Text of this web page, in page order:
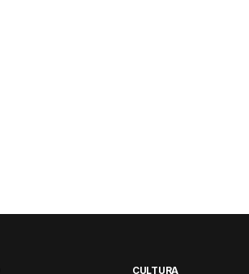
CULTURA